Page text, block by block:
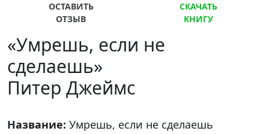
ОСТАВИТЬ
ОТЗЫВ
СКАЧАТЬ
КНИГУ
«Умрешь, если не
сделаешь»
Питер Джеймс
Название: Умрешь, если не сделаешь